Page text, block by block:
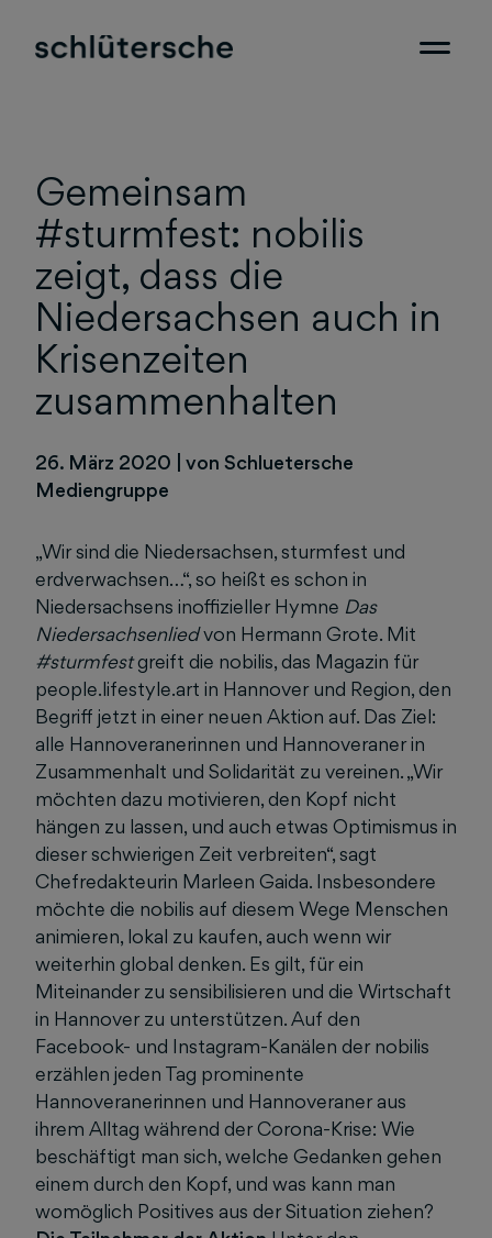
Gemeinsam
#sturmfest: nobilis
zeigt, dass die
Niedersachsen auch in
Krisenzeiten
zusammenhalten
26. März 2020
von Schluetersche
Mediengruppe
„Wir sind die Niedersachsen, sturmfest und
erdverwachsen…“, so heißt es schon in
Niedersachsens inoffizieller Hymne Das
Niedersachsenliedvon Hermann Grote. Mit
#sturmfestgreift die nobilis, das Magazin für
people.lifestyle.art in Hannover und Region, den
Begriff jetzt in einer neuen Aktion auf. Das Ziel:
alle Hannoveranerinnen und Hannoveraner in
Zusammenhalt und Solidarität zu vereinen. „Wir
möchten dazu motivieren, den Kopf nicht
hängen zu lassen, und auch etwas Optimismus in
dieser schwierigen Zeit verbreiten“, sagt
Chefredakteurin Marleen Gaida. Insbesondere
möchte die nobilis auf diesem Wege Menschen
animieren, lokal zu kaufen, auch wenn wir
weiterhin global denken. Es gilt, für ein
Miteinander zu sensibilisieren und die Wirtschaft
in Hannover zu unterstützen. Auf den
Facebook- und Instagram-Kanälen der nobilis
erzählen jeden Tag prominente
Hannoveranerinnen und Hannoveraner aus
ihrem Alltag während der Corona-Krise: Wie
beschäftigt man sich, welche Gedanken gehen
einem durch den Kopf, und was kann man
womöglich Positives aus der Situation ziehen?